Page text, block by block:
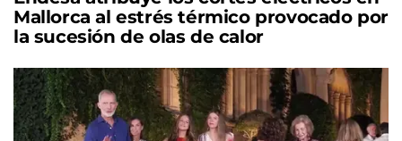
Mallorca al estrés térmico provocado por
la sucesión de olas de calor